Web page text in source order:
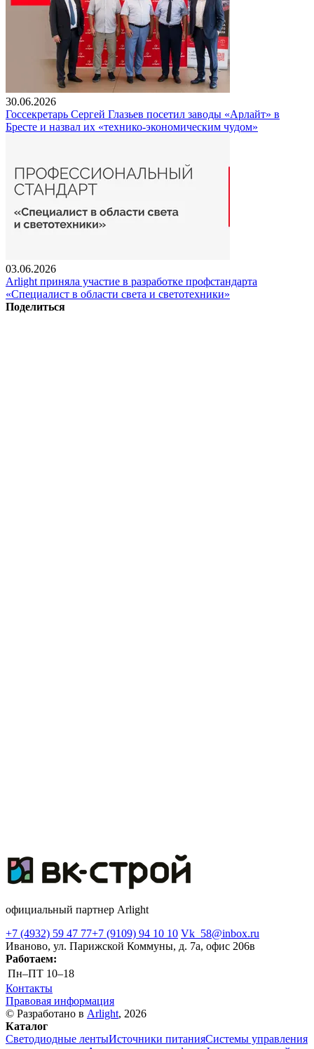
30.06.2026
Госсекретарь Сергей Глазьев посетил заводы «Арлайт» в
Бресте и назвал их «технико-экономическим чудом»
03.06.2026
Arlight приняла участие в разработке профстандарта
«Специалист в области света и светотехники»
Поделиться
официальный партнер Arlight
+7 (4932) 59 47 77+7 (9109) 94 10 10 Vk_58@inbox.ru
Иваново, ул. Парижской Коммуны, д. 7а, офис 206в
Работаем:
Пн–ПТ 10–18
Контакты
Правовая информация
© Разработано в Arlight, 2026
Каталог
Светодиодные лентыИсточники питанияСистемы управления